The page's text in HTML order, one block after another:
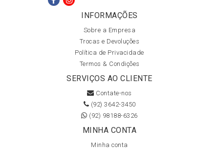
INFORMAÇÕES
Sobre a Empresa
Trocas e Devoluções
Política de Privacidade
Termos & Condições
SERVIÇOS AO CLIENTE
Contate-nos
(92) 3642-3450
(92) 98188-6326
MINHA CONTA
Minha conta